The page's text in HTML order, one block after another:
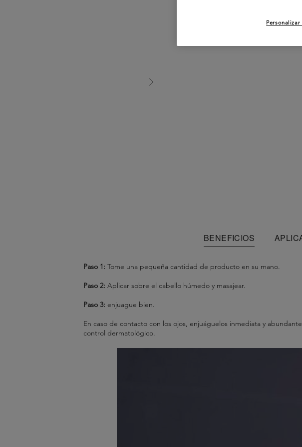
BENEFICIOS
Paso 1: Tome una pequeña cantidad de producto en su mano.
Paso 2: Aplicar sobre el cabello húmedo y masajear.
Paso 3: enjuague bien.
En caso de contacto con los ojos, enjuáguelos inmediata y
control dermatológico.